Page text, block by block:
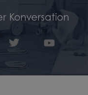
Konversation